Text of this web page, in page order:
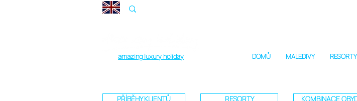
DOMŮ MALEDIVY RESORTY
amazing luxury holiday
PŘÍBĚHY KLIENTŮ RESORTY KOMBINACE